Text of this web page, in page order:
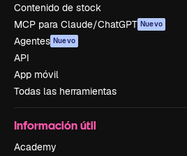
Contenido de stock
MCP para Claude/ChatGPT Nuevo
Agentes Nuevo
API
App móvil
Todas las herramientas
Información útil
Academy